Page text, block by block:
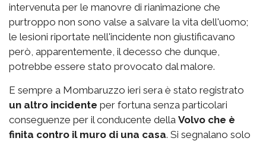
intervenuta per le manovre di rianimazione che
purtroppo non sono valse a salvare la vita dell'uomo;
le lesioni riportate nell'incidente non giustificavano
però, apparentemente, il decesso che dunque,
potrebbe essere stato provocato dal malore.
E sempre a Mombaruzzo ieri sera è stato registrato
un altro incidente per fortuna senza particolari
conseguenze per il conducente della Volvo che è
finita contro il muro di una casa. Si segnalano solo